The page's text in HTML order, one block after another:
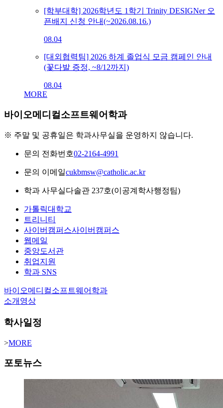
[학부대학] 2026학년도 1학기 Trinity DESIGNer 오
픈배지 신청 안내(~2026.08.16.)
08.04
[대외협력팀] 2026 하계 졸업식 모금 캠페인 안내
(꽃다발 증정, ~8/12까지)
08.04
MORE
바이오메디컬소프트웨어학과
※ 주말 및 공휴일은 학과사무실을 운영하지 않습니다.
문의 전화번호02-2164-4991
문의 이메일cukbmsw@catholic.ac.kr
학과 사무실다솔관 237호(이공계학사행정팀)
가톨릭대학교
트리니티
사이버캠퍼스사이버캠퍼스
웹메일
중앙도서관
취업지원
학과 SNS
바이오메디컬소프트웨어학과
소개영상
학사일정
>MORE
포토뉴스